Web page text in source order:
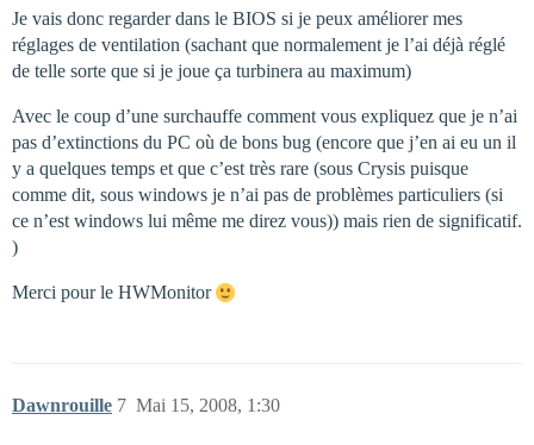
Je vais donc regarder dans le BIOS si je peux améliorer mes
réglages de ventilation (sachant que normalement je l’ai déjà réglé
de telle sorte que si je joue ça turbinera au maximum)
Avec le coup d’une surchauffe comment vous expliquez que je n’ai
pas d’extinctions du PC où de bons bug (encore que j’en ai eu un il
y a quelques temps et que c’est très rare (sous Crysis puisque
comme dit, sous windows je n’ai pas de problèmes particuliers (si
ce n’est windows lui même me direz vous)) mais rien de significatif.
)
Merci pour le HWMonitor
Dawnrouille Mai 15, 2008, 1:30
7